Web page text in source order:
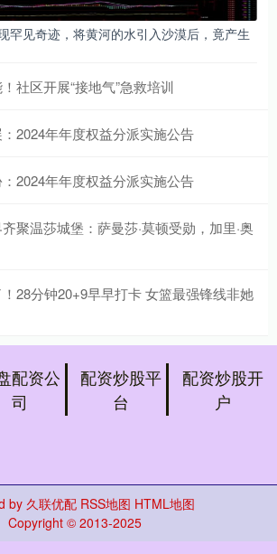
罕见奇迹，将黄河的水引入沙漠后，竟产生
社区开展“接地气”急救培训
2024年年度权益分派实施公告
2024年年度权益分派实施公告
聚温莎城堡：萨曼莎·莫顿受勋，加里·奥
28分钟20+9早早打卡 女篮最强锋线非她
配资公
司
配资炒股平
台
配资炒股开
户
by 久联优配 RSS地图 HTML地图
Copyright © 2013-2025